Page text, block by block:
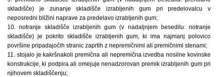
skladišče) je zunanje skladišče izrabljenih gum pri predelovalcu v
neposredni bližini naprave za predelavo izrabljenih gum;
10. notranje skladišče izrabljenih gum (v nadaljnjem besedilu: notranje
skladišče) je pokrito skladišče izrabljenih gum, ki ima najmanj polovico
površine pripadajočih stranic zaprtih z nepremičnimi ali premičnimi stenami;
11. stojalo je kakršnakoli premična ali nepremična izvedba nosilne kovinske
konstrukcije, ki podpira ali omejuje nenadzorovan premik izrabljenih gum pri
njihovem skladiščenju;